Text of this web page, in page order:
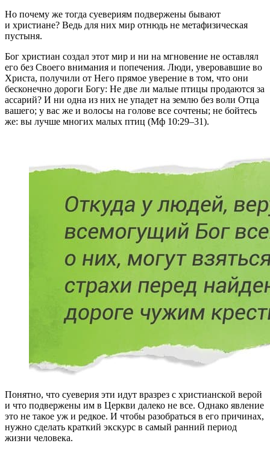
Но почему же тогда суевериям подвержены бывают
и христиане? Ведь для них мир отнюдь не метафизическая
пустыня.
Бог христиан создал этот мир и ни на мгновение не оставлял
его без Своего внимания и попечения. Люди, уверовавшие во
Христа, получили от Него прямое уверение в том, что они
бесконечно дороги Богу: Не две ли малые птицы продаются за
ассарий? И ни одна из них не упадет на землю без воли Отца
вашего; у вас же и волосы на голове все сочтены; не бойтесь
же: вы лучше многих малых птиц (Мф 10:29–31).
Понятно, что суеверия эти идут вразрез с христианской верой
и что подвержены им в Церкви далеко не все. Однако явление
это не такое уж и редкое. И чтобы разобраться в его причинах,
нужно сделать краткий экскурс в самый ранний период
жизни человека.